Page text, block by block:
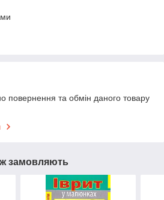
повернення та обмін даного товару
замовляють